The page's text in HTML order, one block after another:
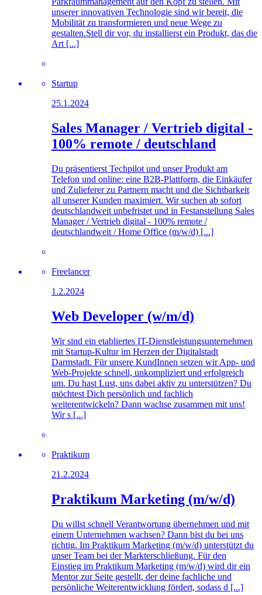
unserer innovativen Technologie sind wir bereit, die
Mobilität zu transformieren und neue Wege zu
gestalten.Stell dir vor, du installierst ein Produkt, das die
Art [...]
Startup
25.1.2024
Sales Manager / Vertrieb digital -
100% remote / deutschland
Du präsentierst Techpilot und unser Produkt am
Telefon und online: eine B2B-Plattform, die Einkäufer
und Zulieferer zu Partnern macht und die Sichtbarkeit
all unserer Kunden maximiert. Wir suchen ab sofort
deutschlandweit unbefristet und in Festanstellung Sales
Manager / Vertrieb digital - 100% remote /
deutschlandweit / Home Office (m/w/d) [...]
Freelancer
1.2.2024
Web Developer (w/m/d)
Wir sind ein etabliertes IT-Dienstleistungs­unternehmen
mit Startup-Kultur im Herzen der Digitalstadt
Darmstadt. Für unsere KundInnen setzen wir App- und
Web-Projekte schnell, unkompliziert und erfolgreich
um. Du hast Lust, uns dabei aktiv zu unterstützen? Du
möchtest Dich persönlich und fachlich
weiterentwickeln? Dann wachse zusammen mit uns!
Wir s [...]
Praktikum
21.2.2024
Praktikum Marketing (m/w/d)
Du willst schnell Verantwortung übernehmen und mit
einem Unternehmen wachsen? Dann bist du bei uns
richtig. Im Praktikum Marketing (m/w/d) unterstützt du
unser Team bei der Markterschließung. Für den
Einstieg im Praktikum Marketing (m/w/d) wird dir ein
Mentor zur Seite gestellt, der deine fachliche und
persönliche Weiterentwicklung fördert, sodass d [...]